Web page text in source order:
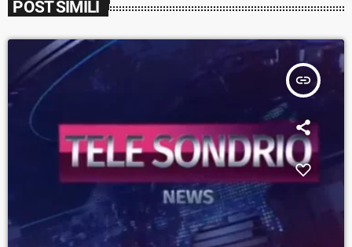
POST SIMILI
insert_link